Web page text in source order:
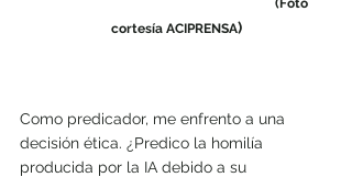
cortesía ACIPRENSA)
Como predicador, me enfrento a una
decisión ética. ¿Predico la homilía
producida por la IA debido a su